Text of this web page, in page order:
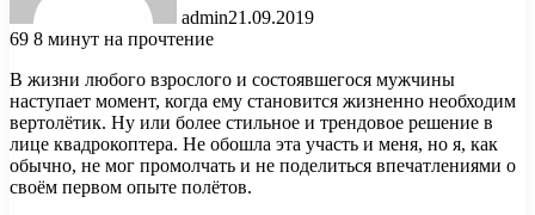
admin21.09.2019
69 8 минут на прочтение
В жизни любого взрослого и состоявшегося мужчины
наступает момент, когда ему становится жизненно необходим
вертолётик. Ну или более стильное и трендовое решение в
лице квадрокоптера. Не обошла эта участь и меня, но я, как
обычно, не мог промолчать и не поделиться впечатлениями о
своём первом опыте полётов.